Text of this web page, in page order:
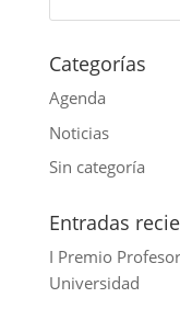
p
o
k
e
r
e
d
I
n
i
lCategorías
Agenda
Noticias
Sin categoría
Entradas
I Premio
Universidad